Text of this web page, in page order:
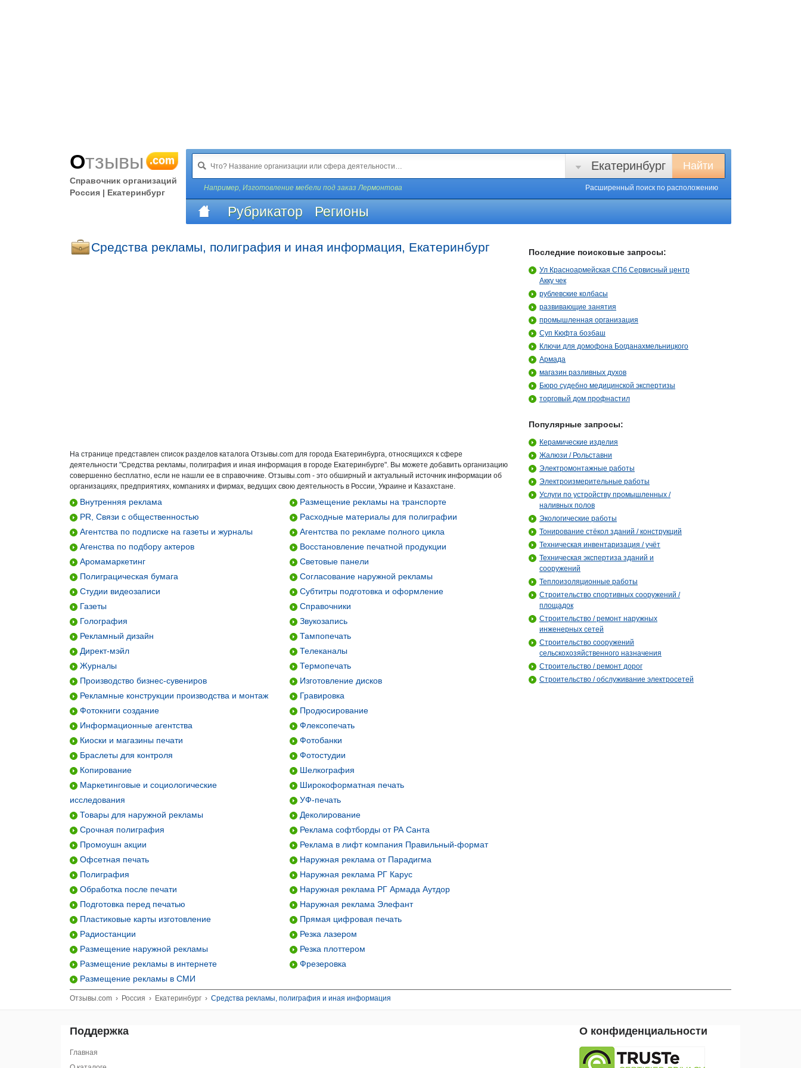
Отзывы .com
Справочник организаций
Россия | Екатеринбург
Найти
Екатеринбург
Например, Изготовление мебели под заказ Лермонтова Расширенный поиск по расположению
Рубрикатор Регионы
Средства рекламы, полиграфия и иная информация, Екатеринбург
На странице представлен список разделов каталога Отзывы.com для города Екатеринбурга, относящихся к сфере
деятельности "Средства рекламы, полиграфия и иная информация в городе Екатеринбурге". Вы можете добавить организацию
совершенно бесплатно, если не нашли ее в справочнике. Отзывы.com - это обширный и актуальный источник информации об
организациях, предприятиях, компаниях и фирмах, ведущих свою деятельность в России, Украине и Казахстане.
Внутренняя реклама
PR, Связи с общественностью
Агентства по подписке на газеты и журналы
Агенства по подбору актеров
Аромамаркетинг
Полиграцическая бумага
Студии видеозаписи
Газеты
Голография
Рекламный дизайн
Директ-мэйл
Журналы
Производство бизнес-сувениров
Рекламные конструкции производства и монтаж
Фотокниги создание
Информационные агентства
Киоски и магазины печати
Браслеты для контроля
Копирование
Маркетинговые и социологические
исследования
Товары для наружной рекламы
Срочная полиграфия
Промоушн акции
Офсетная печать
Полиграфия
Обработка после печати
Подготовка перед печатью
Пластиковые карты изготовление
Радиостанции
Размещение наружной рекламы
Размещение рекламы в интернете
Размещение рекламы в СМИ
Размещение рекламы на транспорте
Расходные материалы для полиграфии
Агентства по рекламе полного цикла
Восстановление печатной продукции
Световые панели
Согласование наружной рекламы
Субтитры подготовка и оформление
Справочники
Звукозапись
Тампопечать
Телеканалы
Термопечать
Изготовление дисков
Гравировка
Продюсирование
Флексопечать
Фотобанки
Фотостудии
Шелкография
Широкоформатная печать
УФ-печать
Деколирование
Реклама софтборды от РА Санта
Реклама в лифт компания Правильный-формат
Наружная реклама от Парадигма
Наружная реклама РГ Карус
Наружная реклама РГ Армада Аутдор
Наружная реклама Элефант
Прямая цифровая печать
Резка лазером
Резка плоттером
Фрезеровка
Последние поисковые запросы:
Ул Красноармейская СПб Сервисный центр
Акку чек
рублевские колбасы
развивающие занятия
промышленная организация
Суп Кюфта бозбаш
Ключи для домофона Богданахмельницкого
Армада
магазин разливных духов
Бюро судебно медицинской экспертизы
торговый дом профнастил
Популярные запросы:
Керамические изделия
Жалюзи / Рольставни
Электромонтажные работы
Электроизмерительные работы
Услуги по устройству промышленных /
наливных полов
Экологические работы
Тонирование стёкол зданий / конструкций
Техническая инвентаризация / учёт
Техническая экспертиза зданий и
сооружений
Теплоизоляционные работы
Строительство спортивных сооружений /
площадок
Строительство / ремонт наружных
инженерных сетей
Строительство сооружений
сельскохозяйственного назначения
Строительство / ремонт дорог
Строительство / обслуживание электросетей
Отзывы.com › Россия › Екатеринбург › Средства рекламы, полиграфия и иная информация
Поддержка
Главная
О конфиденциальности